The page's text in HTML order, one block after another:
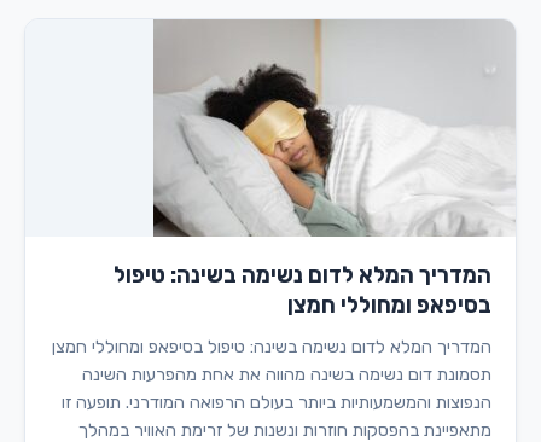
המדריך המלא לדום נשימה בשינה: טיפול
בסיפאפ ומחוללי חמצן
המדריך המלא לדום נשימה בשינה: טיפול בסיפאפ ומחוללי חמצן
תסמונת דום נשימה בשינה מהווה את אחת מהפרעות השינה
הנפוצות והמשמעותיות ביותר בעולם הרפואה המודרני. תופעה זו
מתאפיינת בהפסקות חוזרות ונשנות של זרימת האוויר במהלך